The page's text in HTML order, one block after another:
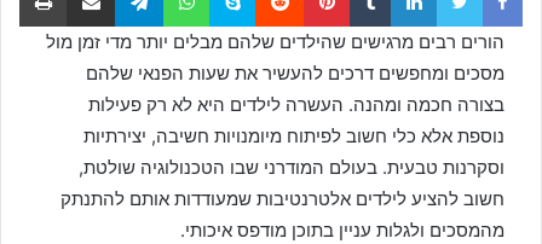
הורים רבים מרגישים שהילדים שלהם מבלים יותר מדי זמן מול
מסכים ומחפשים דרכים להעשיר את שעות הפנאי שלהם
בצורה חכמה ומהנה. העשרה לילדים היא לא רק פעילות
נוספת אלא כלי חשוב לפיתוח מיומנויות חשיבה, יצירתיות
וסקרנות טבעית. בעולם המודרני שבו הטכנולוגיה שולטת,
חשוב להציע לילדים אלטרנטיבות שמעודדות אותם להתנתק
מהמסכים ולגלות עניין בתוכן מודפס איכותי.